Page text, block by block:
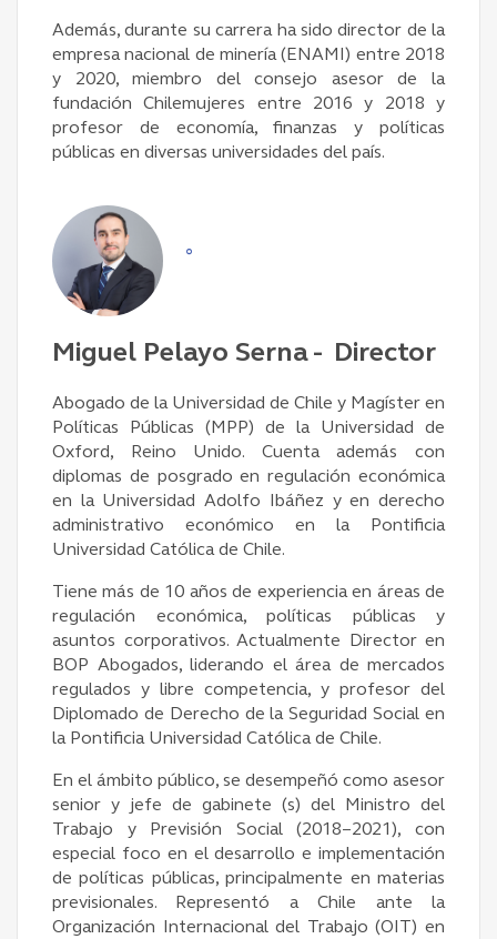
Además, durante su carrera ha sido director de la
empresa nacional de minería (ENAMI) entre 2018
y 2020, miembro del consejo asesor de la
fundación Chilemujeres entre 2016 y 2018 y
profesor de economía, finanzas y políticas
públicas en diversas universidades del país.
°
Miguel Pelayo Serna - Director
Abogado de la Universidad de Chile y Magíster en
Políticas Públicas (MPP) de la Universidad de
Oxford, Reino Unido. Cuenta además con
diplomas de posgrado en regulación económica
en la Universidad Adolfo Ibáñez y en derecho
administrativo económico en la Pontificia
Universidad Católica de Chile.
Tiene más de 10 años de experiencia en áreas de
regulación económica, políticas públicas y
asuntos corporativos. Actualmente Director en
BOP Abogados, liderando el área de mercados
regulados y libre competencia, y profesor del
Diplomado de Derecho de la Seguridad Social en
la Pontificia Universidad Católica de Chile.
En el ámbito público, se desempeñó como asesor
senior y jefe de gabinete (s) del Ministro del
Trabajo y Previsión Social (2018–2021), con
especial foco en el desarrollo e implementación
de políticas públicas, principalmente en materias
previsionales. Representó a Chile ante la
Organización Internacional del Trabajo (OIT) en